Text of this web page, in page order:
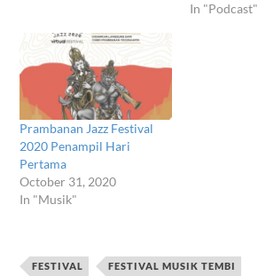
In "Podcast"
Prambanan Jazz Festival
2020 Penampil Hari
Pertama
October 31, 2020
In "Musik"
FESTIVAL FESTIVAL MUSIK TEMBI